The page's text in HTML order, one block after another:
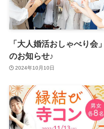
「大人婚活おしゃべり会」
のお知らせ♪
2024年10月10日